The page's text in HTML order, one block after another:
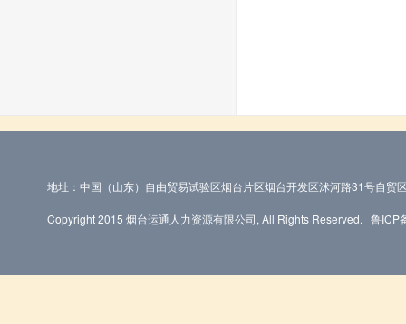
地址：中国（山东）自由贸易试验区烟台片区烟台开发区沭河路31号自贸
Copyright 2015 烟台运通人力资源有限公司, All Rights Reserved. 鲁ICP